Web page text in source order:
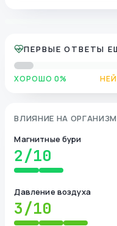
ПЕРВЫЕ ОТВЕТЫ
ХОРОШО 0%
ВЛИЯНИЕ НА ОРГАНИЗМ
Магнитные бури
2/10
Давление воздуха
3/10